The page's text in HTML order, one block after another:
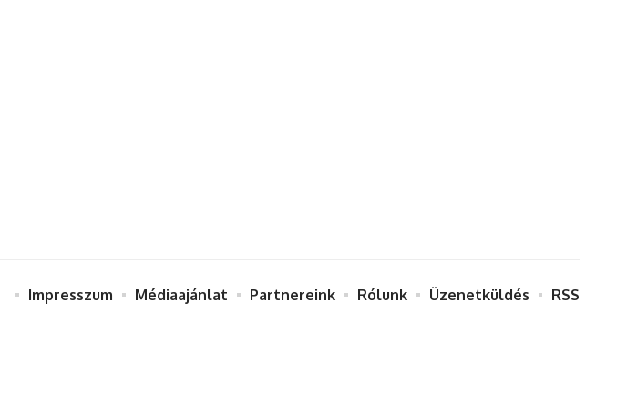
Impresszum Médiaajánlat Partnereink Rólunk Üzenetküldés RSS